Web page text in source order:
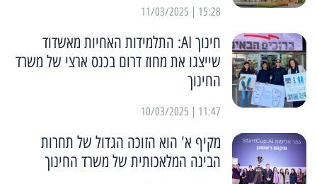
15:28 | 11/03/2025
חינוך AI: התלמידות האחיות מאשדוד
שייצגו את מחוז דרום בכנס ארצי של משרד
החינוך
11:47 | 10/03/2025
מקיף א' הוא הזוכה הגדול של תחרות
הבינה המלאכותית של משרד החינוך